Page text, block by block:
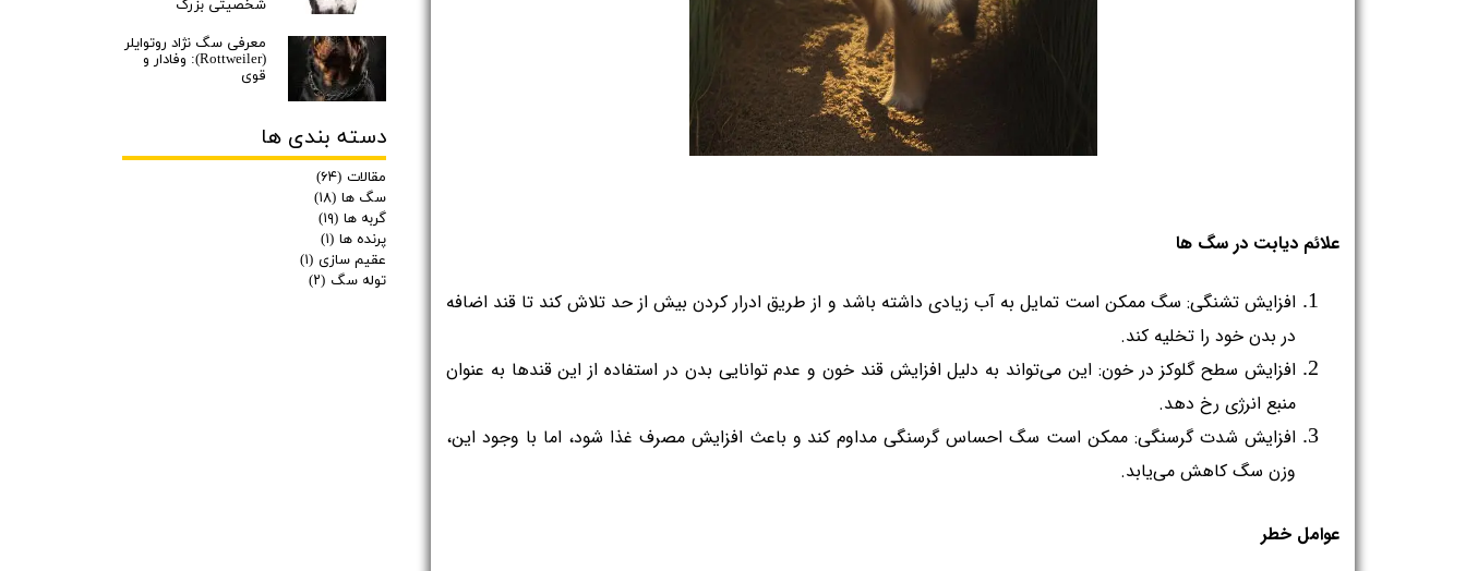
علائم دیابت در سگ ها
در بدن خود را تخلیه کند.
منبع انرژی رخ دهد.
وزن سگ کاهش می‌یابد.
عوامل خطر
شخصیتی بزرگ
معرفی سگ نژاد روتوایلر
(Rottweiler): وفادار و
قوی
دسته بندی ها
مقالات (۶۴)
سگ ها (۱۸)
گربه ها (۱۹)
پرنده ها (۱)
عقیم سازی (۱)
توله سگ (۲)